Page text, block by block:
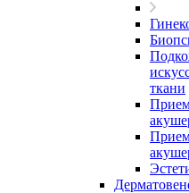
ткани
Прием
Прием